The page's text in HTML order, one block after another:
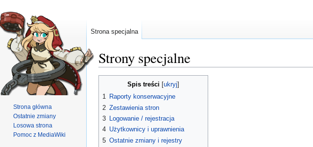
Strony specjalne
nawigacji
wyszukiwania
Spis treści
1 Raporty konserwacyjne
2 Zestawienia stron
3 Logowanie / rejestracja
4 Użytkownicy i uprawnienia
5 Ostatnie zmiany i rejestry
Strona specjalna
Strona główna
Ostatnie zmiany
Losowa strona
Pomoc z MediaWiki